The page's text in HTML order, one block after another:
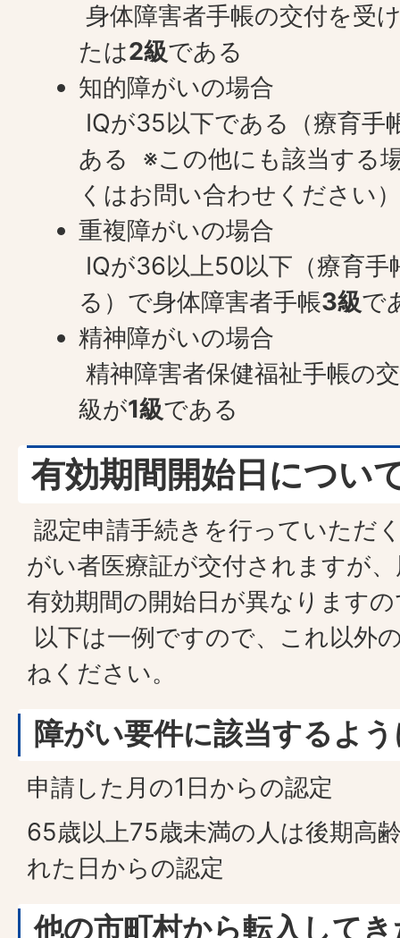
身体障害者手帳の交付を受
たは2級である
知的障がいの場合
IQが35以下である（療育手
ある ※この他にも該当する
くはお問い合わせください
重複障がいの場合
IQが36以上50以下（療育手
る）で身体障害者手帳3級で
精神障がいの場合
精神障害者保健福祉手帳の
級が1級である
有効期間開始日につい
認定申請手続きを行っていただ
がい者医療証が交付されますが
有効期間の開始日が異なります
以下は一例ですので、これ以外
ねください。
障がい要件に該当するよ
申請した月の1日からの認定
65歳以上75歳未満の人は後期高
れた日からの認定
他の市町村から転入して